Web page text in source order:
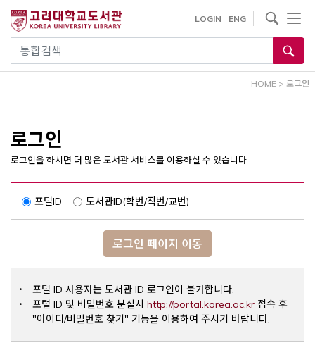
건
통합검색
LOGIN ENG
사이트내 검색
HOME > 로그인
로그인
로그인을 하시면 더 많은 도서관 서비스를 이용하실 수 있습니다.
포털ID 도서관ID(학번/직번/교번)
로그인 페이지 이동
포털 ID 사용자는 도서관 ID 로그인이 불가합니다.
포털 ID 및 비밀번호 분실시 http://portal.korea.ac.krOpens a
접속 후
"아이디/비밀번호 찾기" 기능을 이용하여 주시기 바랍니다.